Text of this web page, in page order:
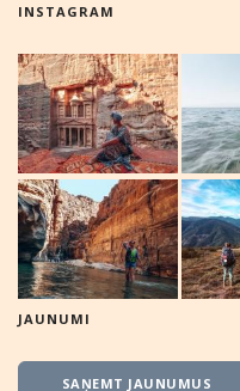
INSTAGRAM
JAUNUMI
SAŅEMT JAUNUMUS